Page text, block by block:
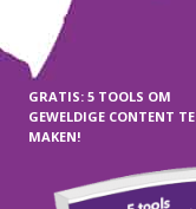
GRATIS: 5 TOOLS OM
GEWELDIGE CONTENT TE
MAKEN!